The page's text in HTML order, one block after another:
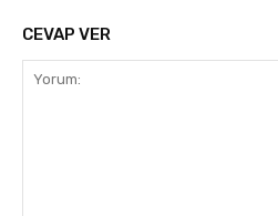
CEVAP VER